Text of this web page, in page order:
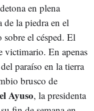
en plena
de la piedra en el
sobre el césped. El
victimario. En apenas
paraíso en la tierra
brusco de
Ayuso, la presidenta